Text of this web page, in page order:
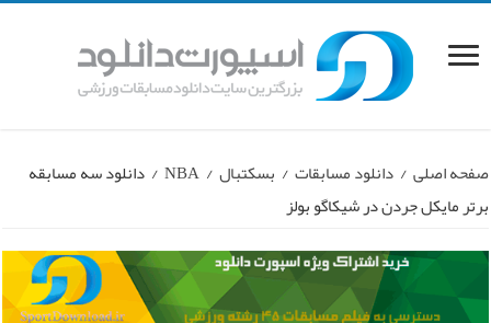
صفحه اصلی / دانلود مسابقات / بسکتبال /
NBA
/ دانلود سه مسابقه
برتر مایکل جردن در شیکاگو بولز